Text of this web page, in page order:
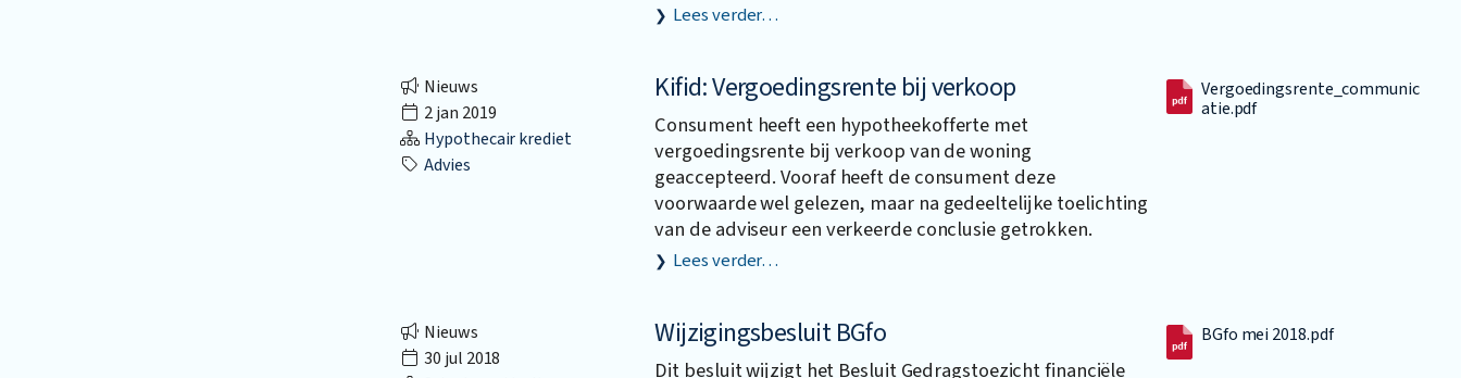
Lees verder…
Nieuws
2 jan 2019
Hypothecair krediet
Advies
Kifid: Vergoedingsrente bij verkoop
Consument heeft een hypotheekofferte met
vergoedingsrente bij verkoop van de woning
geaccepteerd. Vooraf heeft de consument deze
voorwaarde wel gelezen, maar na gedeeltelijke toelichting
van de adviseur een verkeerde conclusie getrokken.
Lees verder…
Vergoedingsrente_communic
atie.pdf
Nieuws
30 jul 2018
Wijzigingsbesluit BGfo
Dit besluit wijzigt het Besluit Gedragstoezicht financiële
BGfo mei 2018.pdf